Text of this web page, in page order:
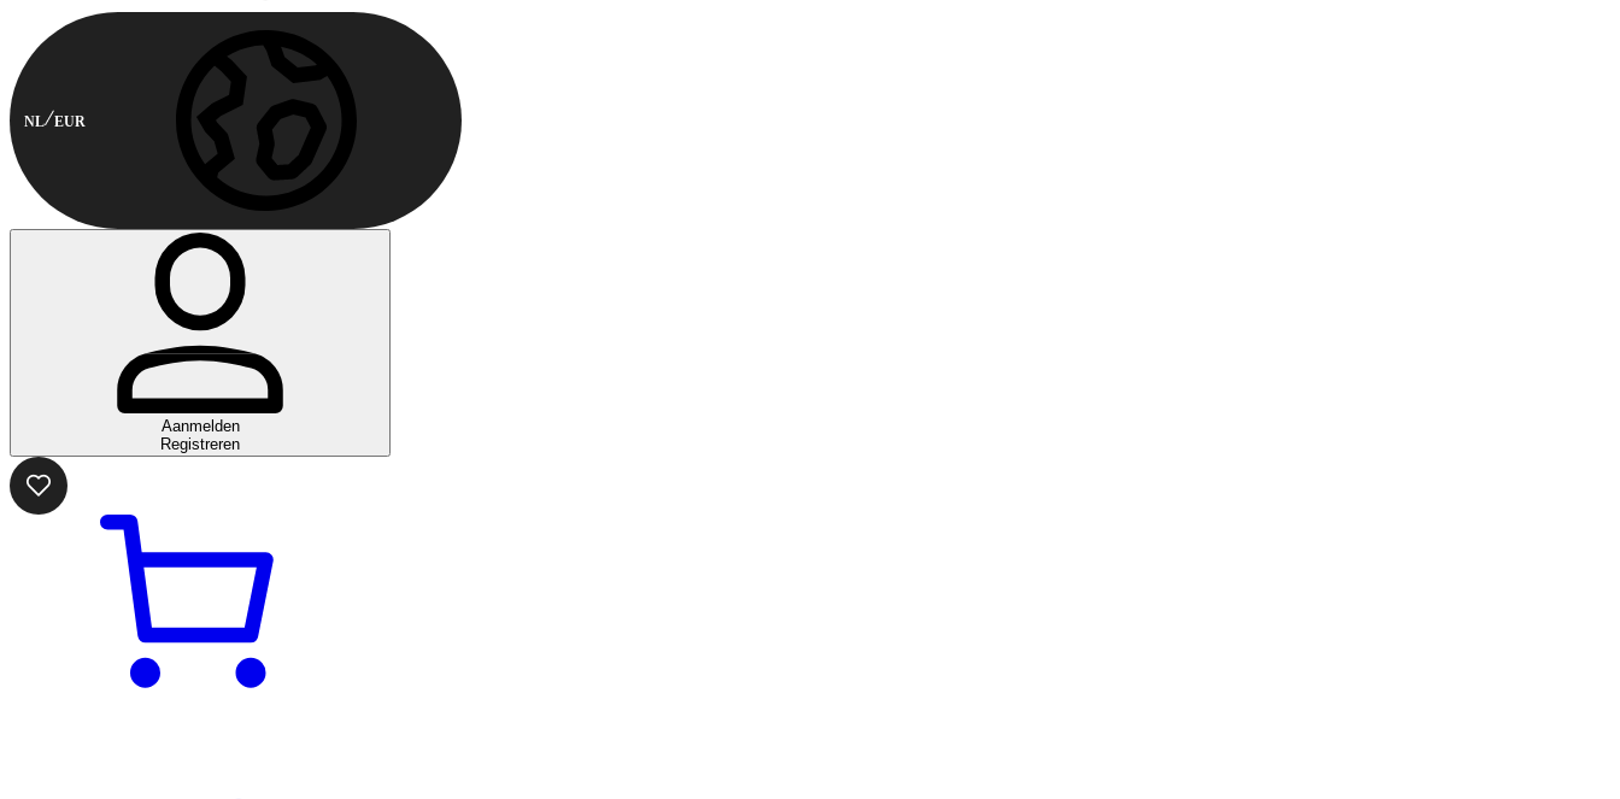
NL EUR
Aanmelden
Registreren